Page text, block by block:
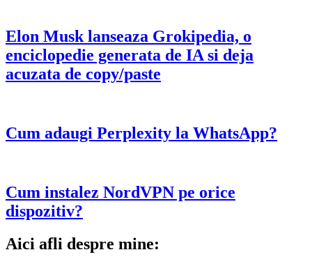
Elon Musk lanseaza Grokipedia, o
enciclopedie generata de IA si deja
acuzata de copy/paste
Cum adaugi Perplexity la WhatsApp?
Cum instalez NordVPN pe orice
dispozitiv?
Aici afli despre mine: